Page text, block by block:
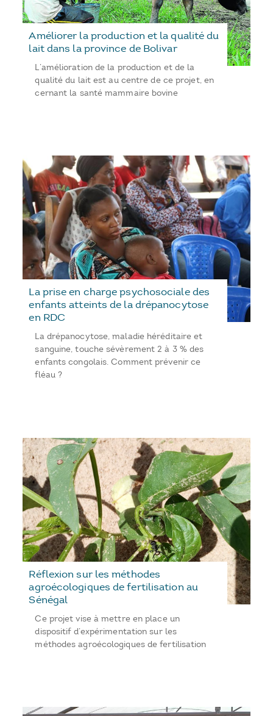
Améliorer la production et la qualité du
lait dans la province de Bolivar
L’amélioration de la production et de la
qualité du lait est au centre de ce projet, en
cernant la santé mammaire bovine
La prise en charge psychosociale des
enfants atteints de la drépanocytose
en RDC
La drépanocytose, maladie héréditaire et
sanguine, touche sévèrement 2 à 3 % des
enfants congolais. Comment prévenir ce
fléau ?
Réflexion sur les méthodes
agroécologiques de fertilisation au
Sénégal
Ce projet vise à mettre en place un
dispositif d’expérimentation sur les
méthodes agroécologiques de fertilisation